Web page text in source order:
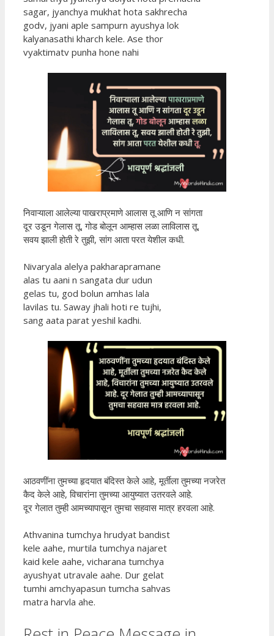
sagar, jyanchya mukhat hota sakhrecha
godv, jyani aple sampurn ayushya lok
kalyanasathi kharch kele. Ase thor
vyaktimatv punha hone nahi
निवाऱ्याला आलेल्या पाखराप्रमाणे आलास तू आणि न सांगता
दूर उडून गेलास तू, गोड बोलून आम्हास लळा लाविलास तू,
सवय झाली होती रे तुझी, सांग आता परत येशील कधी.
Nivaryala alelya pakharapramane
alas tu aani n sangata dur udun
gelas tu, god bolun amhas lala
lavilas tu. Saway jhali hoti re tujhi,
sang aata parat yeshil kadhi.
आठवणींना तुमच्या हृदयात बंदिस्त केले आहे, मूर्तीला तुमच्या नजरेत
कैद केले आहे, विचारांना तुमच्या आयुष्यात उतरवले आहे.
दूर गेलात तुम्ही आमच्यापासून तुमचा सहवास मात्र हरवला आहे.
Athvanina tumchya hrudyat bandist
kele aahe, murtila tumchya najaret
kaid kele aahe, vicharana tumchya
ayushyat utravale aahe. Dur gelat
tumhi amchyapasun tumcha sahvas
matra harvla ahe.